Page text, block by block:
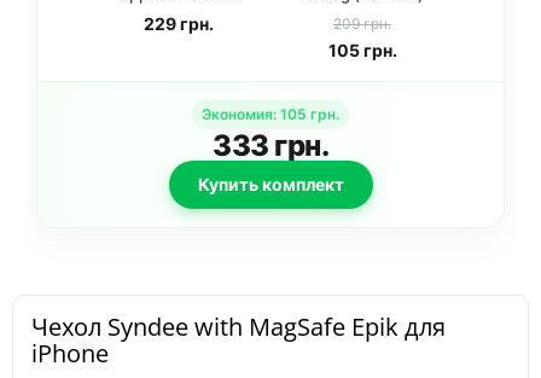
(6.1 дюйма) Black
/ Black
229грн.
для Apple iPhone
13 / 13 Pro / 14 /
16e / 17e (6.1
дюйма) Черный
209 грн.
105грн.
Экономия: 105 грн.
333 грн.
Купить комплект
Чехол Syndee with MagSafe Epik для
iPhone